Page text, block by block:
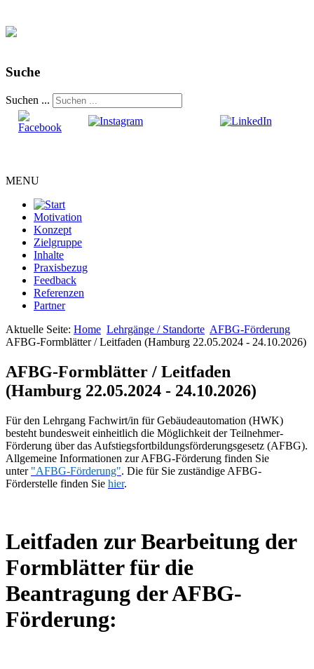
Suche
Suchen ...
MENU
Motivation
Konzept
Zielgruppe
Inhalte
Praxisbezug
Feedback
Referenzen
Partner
Aktuelle Seite: Home Lehrgänge / Standorte AFBG-Förderung
AFBG-Formblätter / Leitfaden (Hamburg 22.05.2024 - 24.10.2026)
AFBG-Formblätter / Leitfaden
(Hamburg 22.05.2024 - 24.10.2026)
Für den Lehrgang Fachwirt/in für Gebäudeautomation (HWK)
besteht bundesweit einheitlich die Möglichkeit der Teilnehmer-
Förderung über das Aufstiegsfortbildungsförderungsgesetz (AFBG).
Allgemeine Informationen zur AFBG-Förderung finden Sie
unter "AFBG-Förderung". Die für Sie zuständige AFBG-
Förderstelle finden Sie hier.
Leitfaden zur Bearbeitung der
Formblätter für die
Beantragung der AFBG-
Förderung: